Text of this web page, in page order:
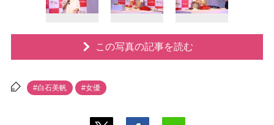
この写真の記事を読む
#白石美帆 #女優